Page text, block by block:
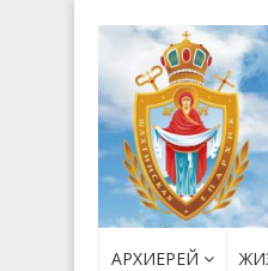
АРХИЕРЕЙ